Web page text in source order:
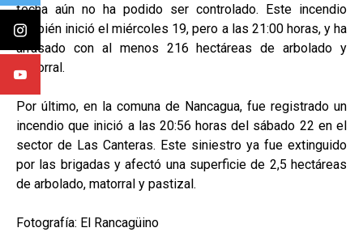
fecha aún no ha podido ser controlado. Este incendio
también inició el miércoles 19, pero a las 21:00 horas, y ha
arrasado con al menos 216 hectáreas de arbolado y
matorral.
Por último, en la comuna de Nancagua, fue registrado un
incendio que inició a las 20:56 horas del sábado 22 en el
sector de Las Canteras. Este siniestro ya fue extinguido
por las brigadas y afectó una superficie de 2,5 hectáreas
de arbolado, matorral y pastizal.
Fotografía: El Rancagüino